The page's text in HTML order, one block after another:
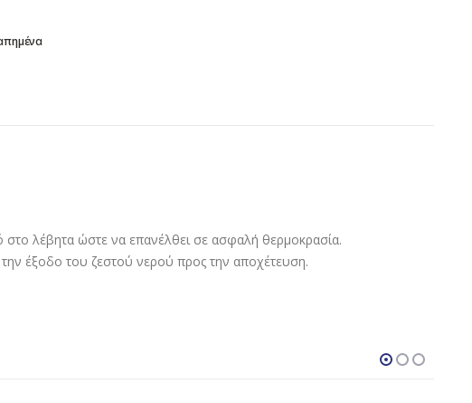
στο λέβητα ώστε να επανέλθει σε ασφαλή θερμοκρασία.
έξοδο του ζεστού νερού προς την αποχέτευση.